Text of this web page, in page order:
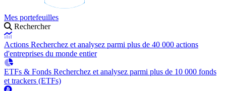
Mes portefeuilles
Rechercher
Actions Recherchez et analysez parmi plus de 40 000 actions
d'entreprises du monde entier
ETFs & Fonds Recherchez et analysez parmi plus de 10 000 fonds
et trackers (ETFs)